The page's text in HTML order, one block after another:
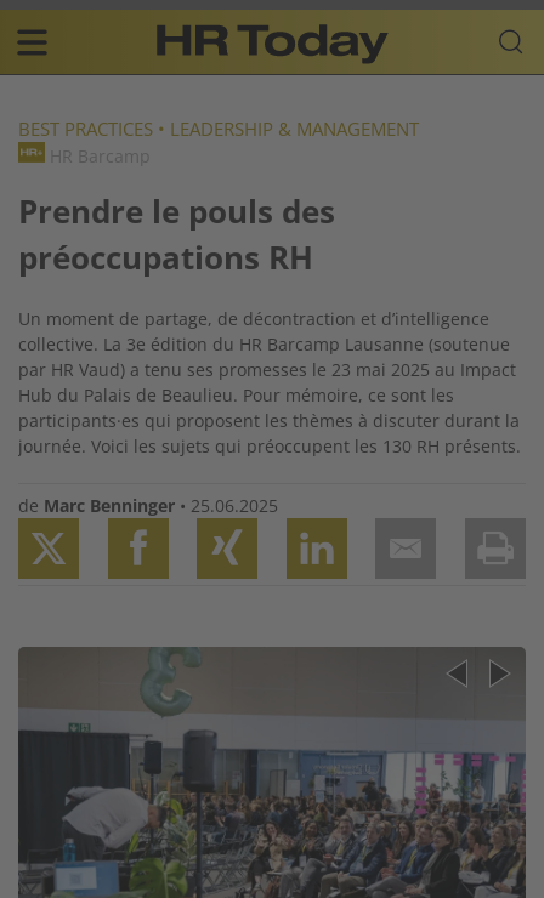
Skip
content
Plattform
für
Resources
navigation
FR
BEST PRACTICES • LEADERSHIP & MANAGEMENT
HR Barcamp
Prendre le pouls des
préoccupations RH
Un moment de partage, de décontraction et d’intelligence
collective. La 3e édition du HR Barcamp Lausanne (soutenue
par HR Vaud) a tenu ses promesses le 23 mai 2025 au Impact
Hub du Palais de Beaulieu. Pour mémoire, ce sont les
participants·es qui proposent les thèmes à discuter durant la
journée. Voici les sujets qui préoccupent les 130 RH présents.
de Marc Benninger • 25.06.2025